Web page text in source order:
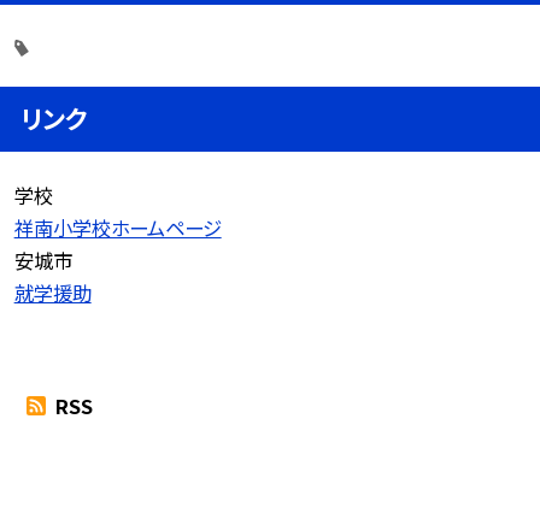
リンク
学校
祥南小学校ホームページ
安城市
就学援助
RSS